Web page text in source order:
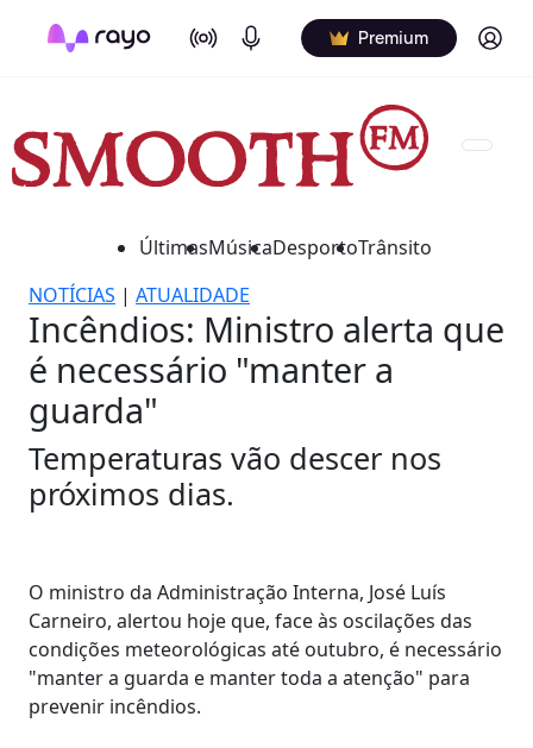
On Air Podcasts Premium Log in
ÚltimasMúsicaDesportoTrânsito
NOTÍCIAS | ATUALIDADE
Incêndios: Ministro alerta que
é necessário "manter a
guarda"
Temperaturas vão descer nos
próximos dias.
O ministro da Administração Interna, José Luís
Carneiro, alertou hoje que, face às oscilações das
condições meteorológicas até outubro, é necessário
"manter a guarda e manter toda a atenção" para
prevenir incêndios.